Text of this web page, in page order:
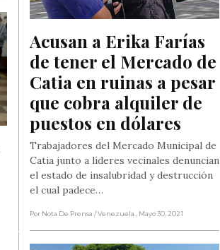
Acusan a Erika Farías
de tener el Mercado de
Catia en ruinas a pesar
que cobra alquiler de
puestos en dólares
Trabajadores del Mercado Municipal de
Catia junto a líderes vecinales denuncian
el estado de insalubridad y destrucción
el cual padece…
Por Nota De Prensa / Venezuela , Mayo 30, 2021